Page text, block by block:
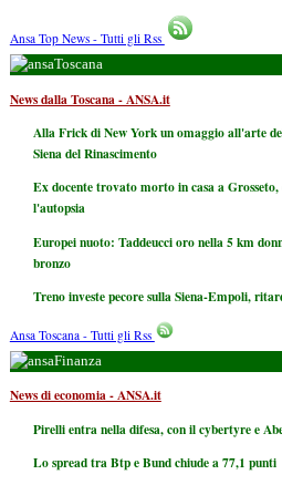
Ansa Top News - Tutti gli Rss
Toscana
News dalla Toscana - ANSA.it
Alla Frick di New York un omaggio all'arte
Siena del Rinascimento
Ex docente trovato morto in casa a Grosseto,
l'autopsia
Europei nuoto: Taddeucci oro nella 5 km
bronzo
Treno investe pecore sulla Siena-Empoli,
Ansa Toscana - Tutti gli Rss
Finanza
News di economia - ANSA.it
Pirelli entra nella difesa, con il cybertyre e
Lo spread tra Btp e Bund chiude a 77,1 punti